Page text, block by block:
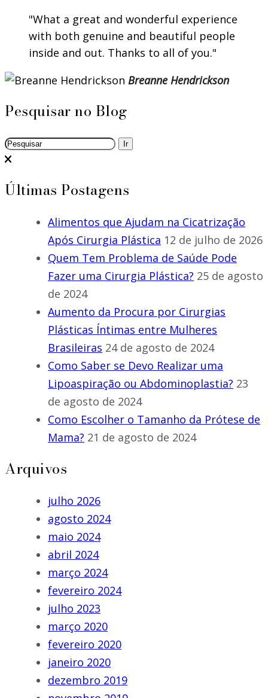
What a great and wonderful experience
with both genuine and beautiful people
inside and out. Thanks to all of you.
Breanne Hendrickson
Pesquisar no Blog
Últimas Postagens
Alimentos que Ajudam na Cicatrização
Após Cirurgia Plástica 12 de julho de 2026
Quem Tem Problema de Saúde Pode
Fazer uma Cirurgia Plástica? 25 de agosto
de 2024
Aumento da Procura por Cirurgias
Plásticas Íntimas entre Mulheres
Brasileiras 24 de agosto de 2024
Como Saber se Devo Realizar uma
Lipoaspiração ou Abdominoplastia? 23
de agosto de 2024
Como Escolher o Tamanho da Prótese de
Mama? 21 de agosto de 2024
Arquivos
julho 2026
agosto 2024
maio 2024
abril 2024
março 2024
fevereiro 2024
julho 2023
março 2020
fevereiro 2020
janeiro 2020
dezembro 2019